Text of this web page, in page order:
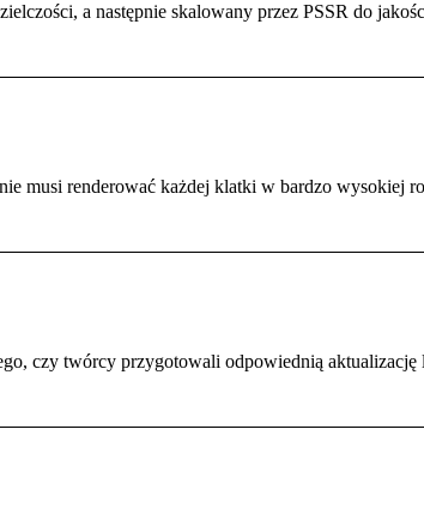
a następnie skalowany przez PSSR do
musi renderować każdej klatki w bardzo wysokiej
czy twórcy przygotowali odpowiednią